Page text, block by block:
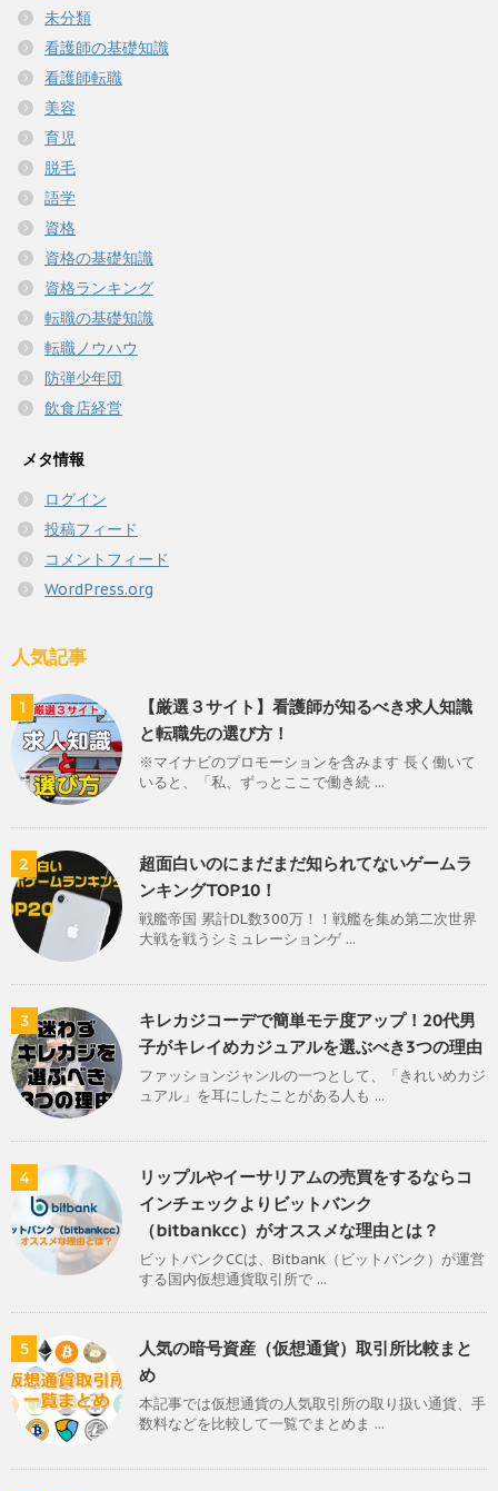
未分類
看護師の基礎知識
看護師転職
美容
育児
脱毛
語学
資格
資格の基礎知識
資格ランキング
転職の基礎知識
転職ノウハウ
防弾少年団
飲食店経営
メタ情報
ログイン
投稿フィード
コメントフィード
WordPress.org
人気記事
1
【厳選３サイト】看護師が知るべき求人知識
と転職先の選び方！
※マイナビのプロモーションを含みます 長く働いて
いると、「私、ずっとここで働き続 ...
2
超面白いのにまだまだ知られてないゲームラ
ンキングTOP10！
戦艦帝国 累計DL数300万！！戦艦を集め第二次世界
大戦を戦うシミュレーションゲ ...
3
キレカジコーデで簡単モテ度アップ！20代男
子がキレイめカジュアルを選ぶべき3つの理由
ファッションジャンルの一つとして、「きれいめカジ
ュアル」を耳にしたことがある人も ...
4
リップルやイーサリアムの売買をするならコ
インチェックよりビットバンク
（bitbankcc）がオススメな理由とは？
ビットバンクCCは、Bitbank（ビットバンク）が運営
する国内仮想通貨取引所で ...
5
人気の暗号資産（仮想通貨）取引所比較まと
め
本記事では仮想通貨の人気取引所の取り扱い通貨、手
数料などを比較して一覧でまとめま ...